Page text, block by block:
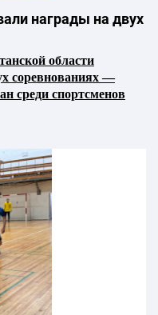
награды на двух
области
соревнованиях —
среди спортсменов